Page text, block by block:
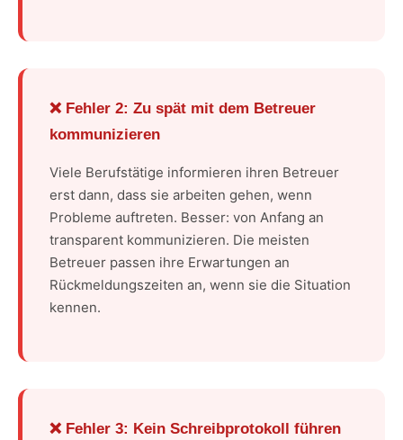
❌ Fehler 2: Zu spät mit dem Betreuer
kommunizieren
Viele Berufstätige informieren ihren Betreuer
erst dann, dass sie arbeiten gehen, wenn
Probleme auftreten. Besser: von Anfang an
transparent kommunizieren. Die meisten
Betreuer passen ihre Erwartungen an
Rückmeldungszeiten an, wenn sie die Situation
kennen.
❌ Fehler 3: Kein Schreibprotokoll führen